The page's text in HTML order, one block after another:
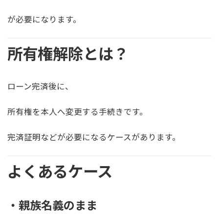
が必要になります。
所有権解除とは？
ローン完済後に、
所有権を本人へ変更する手続きです。
完済証明などが必要になるケースがあります。
よくあるケース
・親族名義のまま